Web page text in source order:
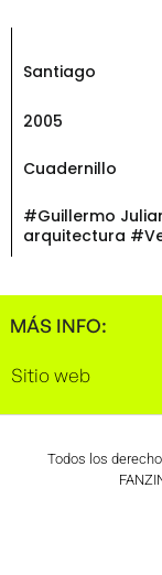
Santiago
2005
Cuadernillo
#Guillermo
arquitectura
MÁS INFO:
Sitio web
Todos los